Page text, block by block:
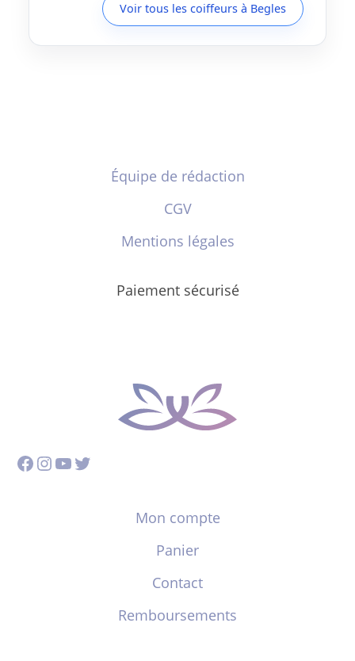
Voir tous les coiffeurs à Begles
Équipe de rédaction
CGV
Mentions légales
Paiement sécurisé
Facebook
Instagram
YouTube
Twitter
Mon compte
Panier
Contact
Remboursements